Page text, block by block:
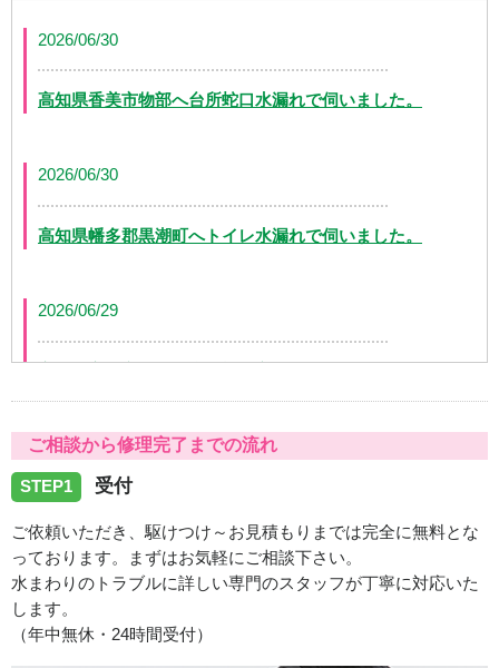
2026/06/30
高知県香美市物部へ台所蛇口水漏れで伺いました。
2026/06/30
高知県幡多郡黒潮町へトイレ水漏れで伺いました。
2026/06/29
2026/06/28
高知県土佐山田町にトイレつまりで伺いました。
2026/06/27
高知県香美市土佐山田町にて蛇口水漏れで伺いました。
ご相談から修理完了までの流れ
STEP1 受付
ご依頼いただき、駆けつけ～お見積もりまでは完全に無料とな
っております。まずはお気軽にご相談下さい。
水まわりのトラブルに詳しい専門のスタッフが丁寧に対応いた
します。
（年中無休・24時間受付）